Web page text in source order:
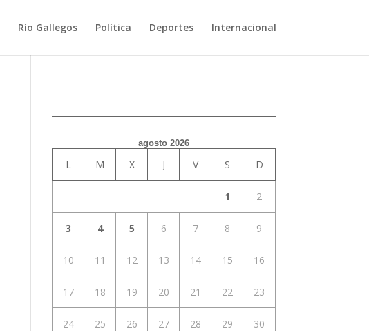
Río Gallegos Política Deportes Internacional
agosto 2026
L M X J V S D
1 2
3 4 5 6 7 8 9
10 11 12 13 14 15 16
17 18 19 20 21 22 23
24 25 26 27 28 29 30